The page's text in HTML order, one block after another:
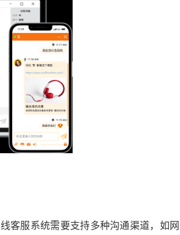
客服系统需要支持多种沟通渠道，如网